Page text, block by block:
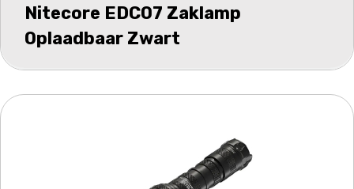
Nitecore EDC07 Zaklamp
Oplaadbaar Zwart